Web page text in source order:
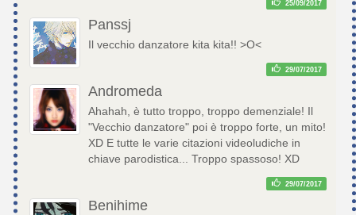
25/09/2017
Panssj
Il vecchio danzatore kita kita!! >O<
29/07/2017
Andromeda
Ahahah, è tutto troppo, troppo demenziale! Il
"Vecchio danzatore" poi è troppo forte, un mito!
XD E tutte le varie citazioni videoludiche in
chiave parodistica... Troppo spassoso! XD
29/07/2017
Benihime